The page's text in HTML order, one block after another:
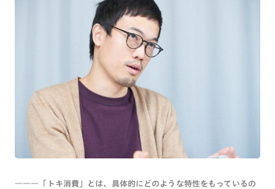
―――「トキ消費」とは、具体的にどのような特性をもっているの